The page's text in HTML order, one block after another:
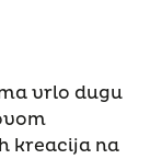
vrlo dugu
kreacija na